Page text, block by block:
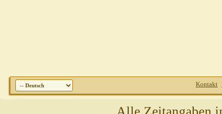
Kontakt